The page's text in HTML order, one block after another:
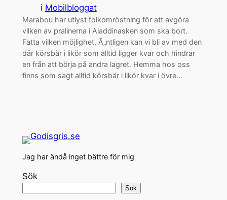
i Mobilbloggat
Marabou har utlyst folkomröstning för att avgöra
vilken av pralinerna i Aladdinasken som ska bort.
Fatta vilken möjlighet, Ã„ntligen kan vi bli av med den
där körsbär i likör som alltid ligger kvar och hindrar
en från att börja på andra lagret. Hemma hos oss
finns som sagt alltid körsbär i likör kvar i övre…
Jag har ändå inget bättre för mig
Sök
Sök